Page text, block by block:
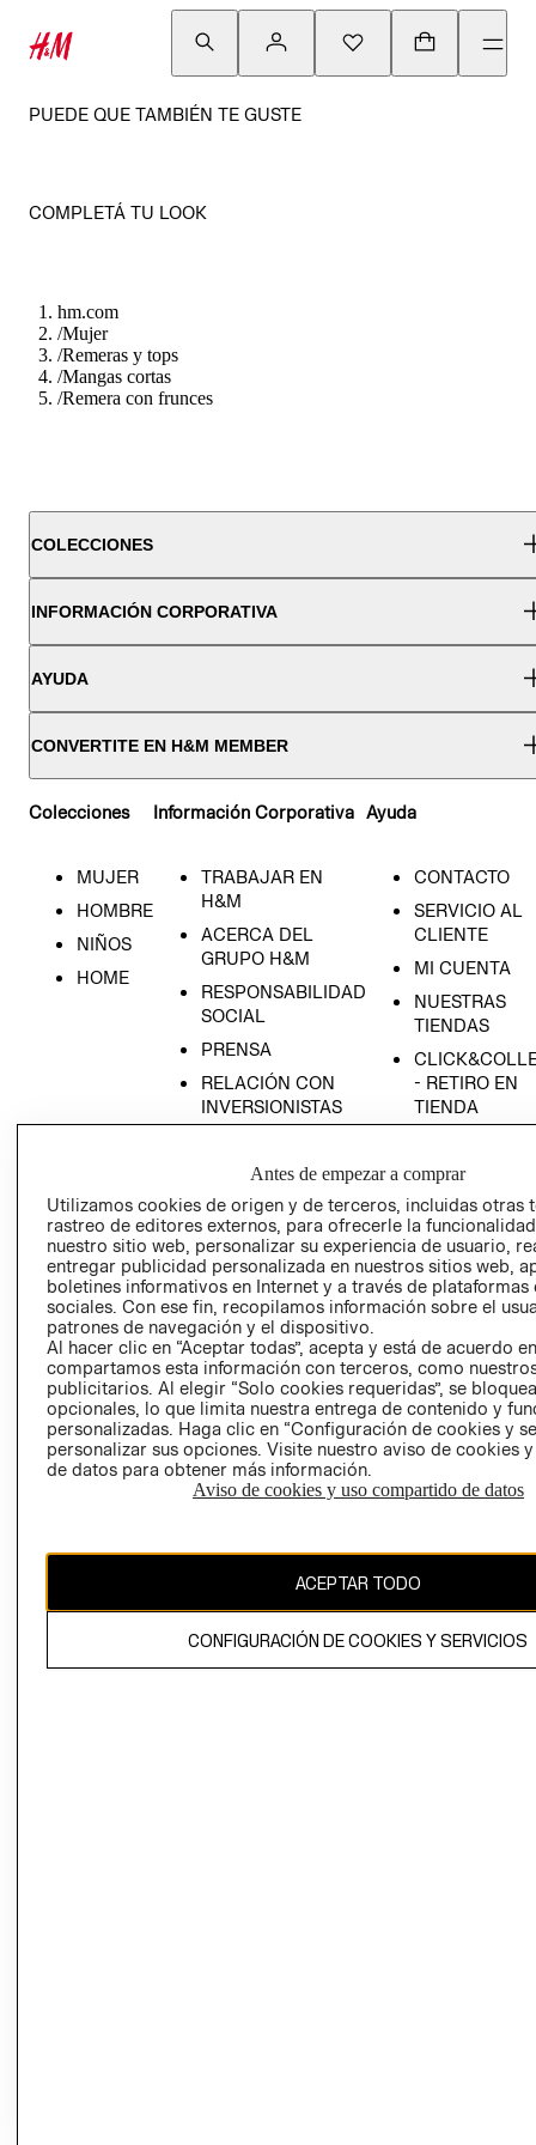
PUEDE QUE TAMBIÉN TE GUSTE
COMPLETÁ TU LOOK
hm.com
/Mujer
/Remeras y tops
/Mangas cortas
/Remera con frunces
COLECCIONES
INFORMACIÓN CORPORATIVA
AYUDA
CONVERTITE EN H&M MEMBER
Colecciones
MUJER
HOMBRE
NIÑOS
HOME
Información Corporativa
TRABAJAR EN
H&M
ACERCA DEL
GRUPO H&M
RESPONSABILIDAD
SOCIAL
PRENSA
RELACIÓN CON
INVERSIONISTAS
EMPRESARIAL
Ayuda
CONTACTO
SERVICIO AL
CLIENTE
MI CUENTA
NUESTRAS
TIENDAS
- RETIRO EN
TIENDA
AVISO DE
PRIVACIDAD
GIFT CARD
AVISO DE
COOKIES
Uruguay ($U)
El contenido de esta página web está protegido por copyright y es
propiedad de H&M Hennes & Mauritz AB.
Antes de empezar a comprar
Utilizamos cookies de origen y de terceros, incluidas otras
rastreo de editores externos, para ofrecerle la
nuestro sitio web, personalizar su experiencia de usuario,
entregar publicidad personalizada en nuestros sitios web,
boletines informativos en Internet y a través de plataformas
sociales. Con ese fin, recopilamos información sobre el
patrones de navegación y el dispositivo.
Al hacer clic en “Aceptar todas”, acepta y está de acuerdo
compartamos esta información con terceros, como
publicitarios. Al elegir “Solo cookies requeridas”, se
opcionales, lo que limita nuestra entrega de contenido y
personalizadas. Haga clic en “Configuración de cookies y
personalizar sus opciones. Visite nuestro aviso de cookies
de datos para obtener más información.
Aviso de cookies y uso compartido de datos
ACEPTAR TODO
CONFIGURACIÓN DE COOKIES Y SERVICIOS